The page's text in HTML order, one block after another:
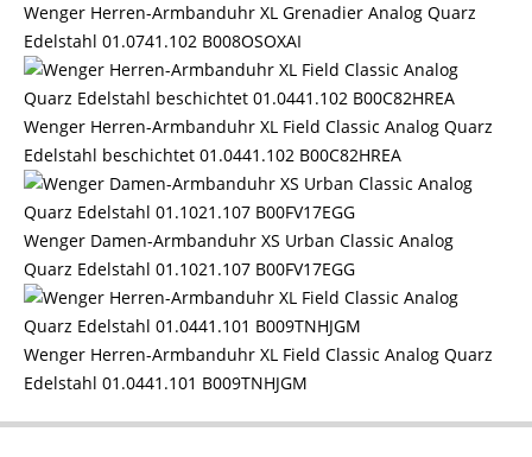
Wenger Herren-Armbanduhr XL Grenadier Analog Quarz
Edelstahl 01.0741.102 B008OSOXAI
Wenger Herren-Armbanduhr XL Field Classic Analog Quarz
Edelstahl beschichtet 01.0441.102 B00C82HREA
Wenger Damen-Armbanduhr XS Urban Classic Analog
Quarz Edelstahl 01.1021.107 B00FV17EGG
Wenger Herren-Armbanduhr XL Field Classic Analog Quarz
Edelstahl 01.0441.101 B009TNHJGM